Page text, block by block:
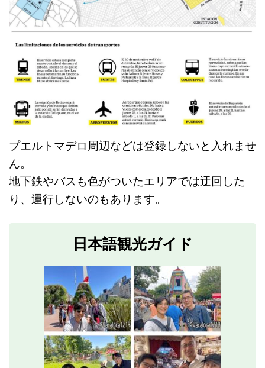
プエルトマデロ周辺などは登録しないと入れませ
ん。
地下鉄やバスも色がついたエリアでは迂回した
り、運行しないのもあります。
日本語観光ガイド